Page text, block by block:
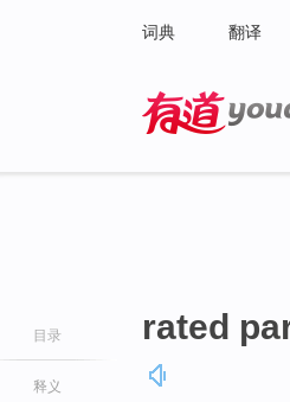
词典 翻译
目录
释义
rated